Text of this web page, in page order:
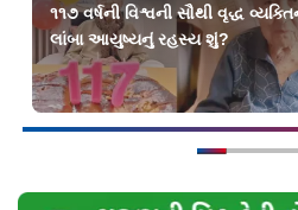
૧૧૭ વર્ષની વિશ્વની સૌથી વૃદ્ધ
લાંબા આયુષ્યનું રહસ્ય શું?